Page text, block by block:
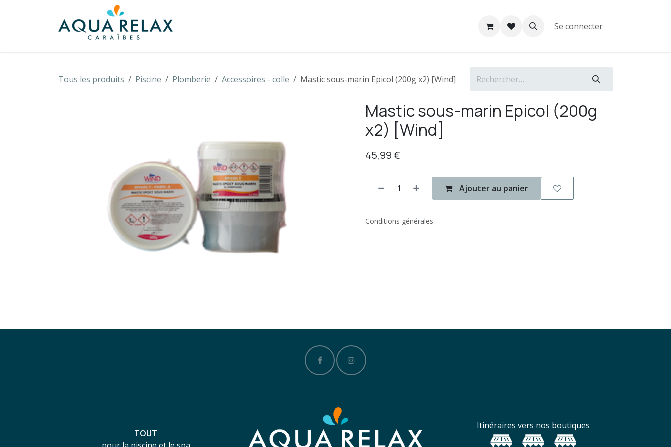
Se connecter
Tous les produits Piscine Plomberie Accessoires - colle Mastic sous-marin Epicol (200g x2) [Wind]
Mastic sous-marin Epicol (200g
x2) [Wind]
45,99€
Ajouter au panier
Conditions générales
TOUT
Itinéraires vers nos boutiques